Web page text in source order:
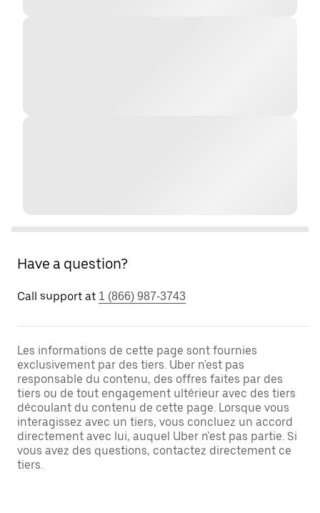
Have a question?
Call support at 1 (866) 987-3743
Les informations de cette page sont fournies
exclusivement par des tiers. Uber n'est pas
responsable du contenu, des offres faites par des
tiers ou de tout engagement ultérieur avec des tiers
découlant du contenu de cette page. Lorsque vous
interagissez avec un tiers, vous concluez un accord
directement avec lui, auquel Uber n'est pas partie. Si
vous avez des questions, contactez directement ce
tiers.